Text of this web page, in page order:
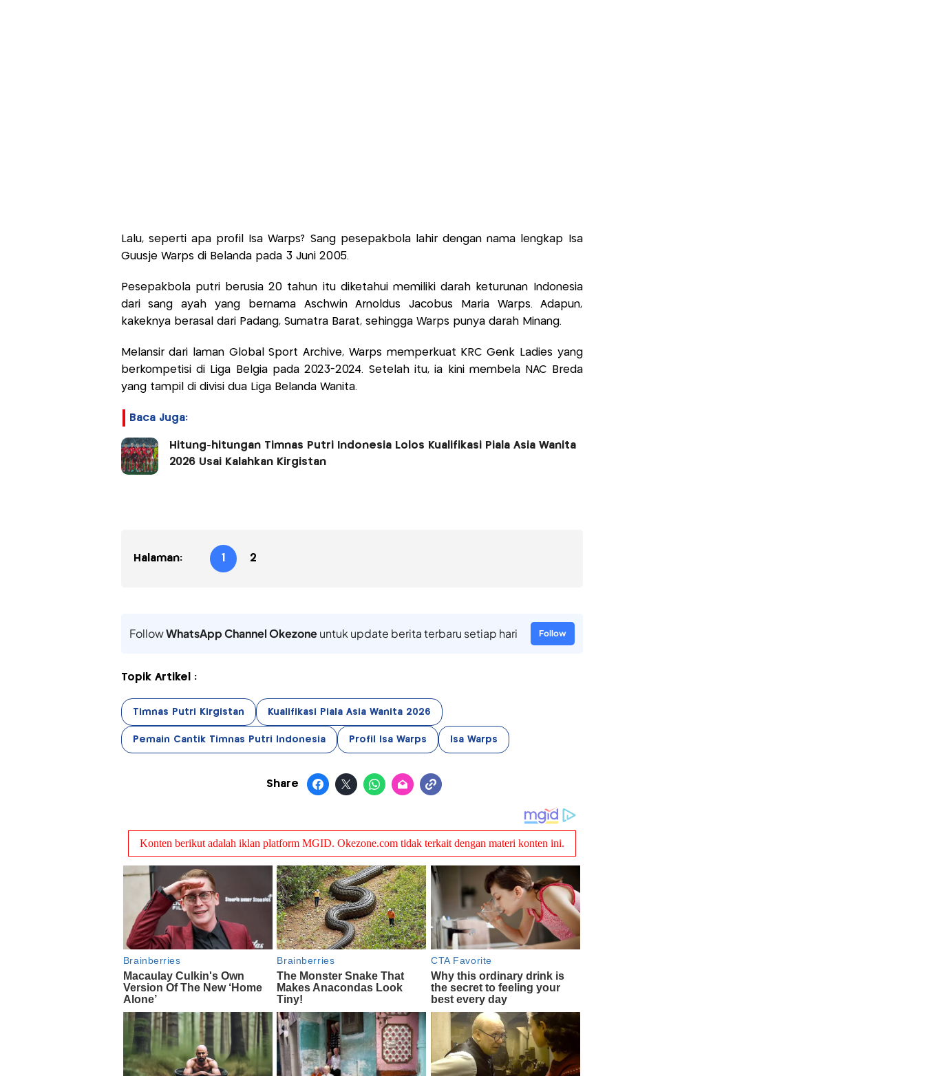
Lalu, seperti apa profil Isa Warps? Sang pesepakbola lahir dengan nama lengkap Isa
Guusje Warps di Belanda pada 3 Juni 2005.
Pesepakbola putri berusia 20 tahun itu diketahui memiliki darah keturunan Indonesia
dari sang ayah yang bernama Aschwin Arnoldus Jacobus Maria Warps. Adapun,
kakeknya berasal dari Padang, Sumatra Barat, sehingga Warps punya darah Minang.
Melansir dari laman Global Sport Archive, Warps memperkuat KRC Genk Ladies yang
berkompetisi di Liga Belgia pada 2023-2024. Setelah itu, ia kini membela NAC Breda
yang tampil di divisi dua Liga Belanda Wanita.
Baca Juga:
Hitung-hitungan Timnas Putri Indonesia Lolos Kualifikasi Piala Asia Wanita
2026 Usai Kalahkan Kirgistan
Halaman: 1 2
FollowWhatsApp Channel Okezoneuntuk update berita terbaru setiap hari Follow
Topik Artikel :
Timnas Putri Kirgistan Kualifikasi Piala Asia Wanita 2026
Pemain Cantik Timnas Putri Indonesia Profil Isa Warps Isa Warps
Share